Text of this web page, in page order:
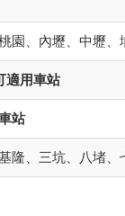
園、內壢、中壢、
適用車站
站
隆、三坑、八堵、